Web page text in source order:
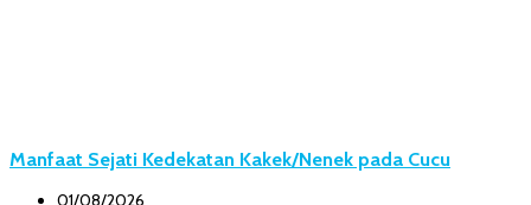
Manfaat Sejati Kedekatan Kakek/Nenek pada Cucu
01/08/2026